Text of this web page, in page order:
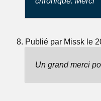
Publié par Missk le
Un grand merci